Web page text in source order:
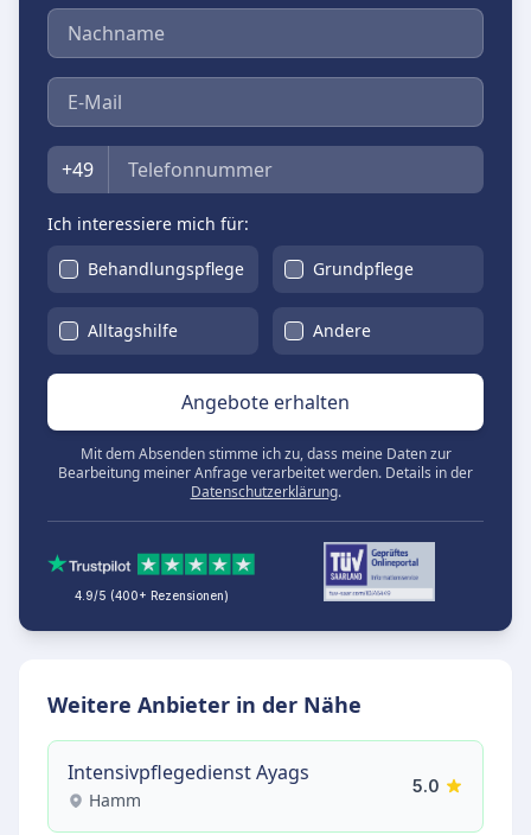
Nachname
E-Mail
Telefon
+49
Ich interessiere mich für:
Behandlungspflege
Grundpflege
Alltagshilfe Andere
Angebote erhalten
Mit dem Absenden stimme ich zu, dass meine Daten zur
Bearbeitung meiner Anfrage verarbeitet werden. Details in der
Datenschutzerklärung.
4.9/5 (400+ Rezensionen)
Weitere Anbieter in der Nähe
Intensivpflegedienst Ayags
Hamm
5.0